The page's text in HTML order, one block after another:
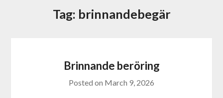
Tag: brinnandebegär
Brinnande beröring
Posted on March 9, 2026